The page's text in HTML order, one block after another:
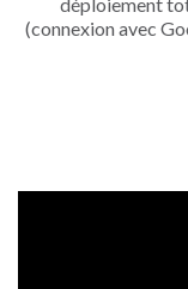
(connexion avec